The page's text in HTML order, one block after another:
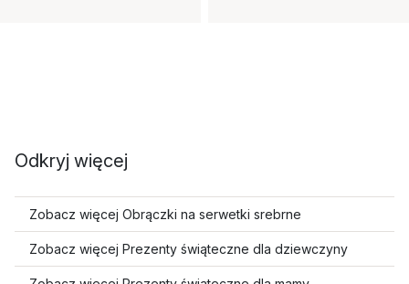
Odkryj więcej
Zobacz więcej Obrączki na serwetki srebrne
Zobacz więcej Prezenty świąteczne dla dziewczyny